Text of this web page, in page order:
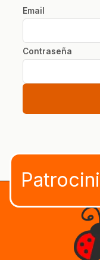
Email
Contraseña